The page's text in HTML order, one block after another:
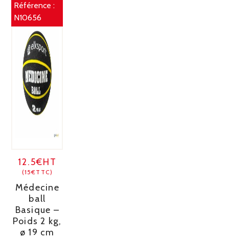
Référence :
N10656
12.5€HT
(15€TTC)
Médecine
ball
Basique –
Poids 2 kg,
ø 19 cm